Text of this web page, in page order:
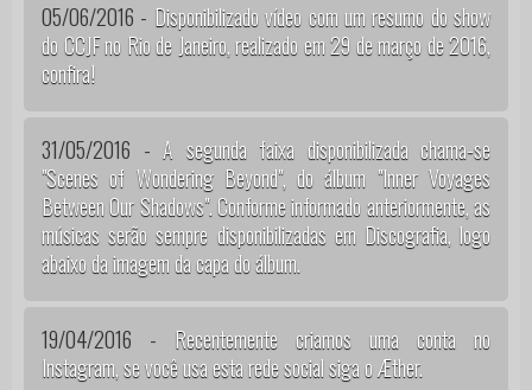
05/06/2016 - Disponibilizado vídeo com um resumo do show
do CCJF no Rio de Janeiro, realizado em 29 de março de 2016,
confira!
31/05/2016 - A segunda faixa disponibilizada chama-se
"Scenes of Wondering Beyond", do álbum "Inner Voyages
Between Our Shadows". Conforme informado anteriormente, as
músicas serão sempre disponibilizadas em Discografia, logo
abaixo da imagem da capa do álbum.
19/04/2016 - Recentemente criamos uma conta no
Instagram, se você usa esta rede social siga o Æther.